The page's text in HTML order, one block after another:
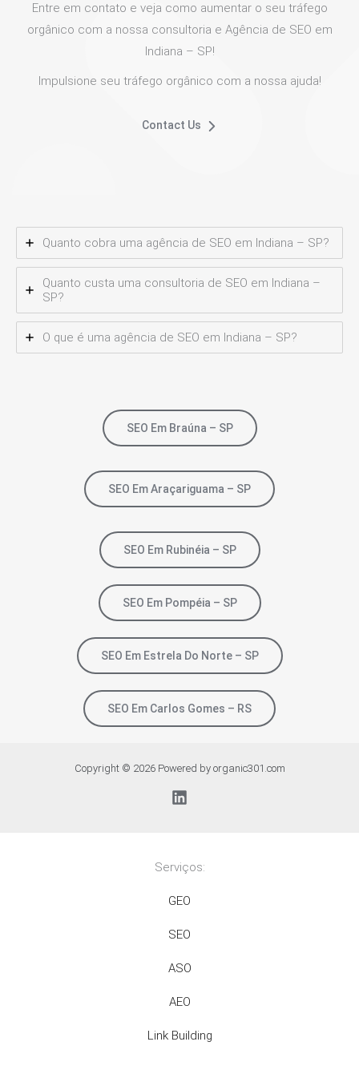
Entre em contato e veja como aumentar o seu tráfego
orgânico com a nossa consultoria e Agência de SEO em
Indiana – SP!
Impulsione seu tráfego orgânico com a nossa ajuda!
Contact Us
Quanto cobra uma agência de SEO em Indiana – SP?
Quanto custa uma consultoria de SEO em Indiana –
SP?
O que é uma agência de SEO em Indiana – SP?
SEO Em Braúna – SP
SEO Em Araçariguama – SP
SEO Em Rubinéia – SP
SEO Em Pompéia – SP
SEO Em Estrela Do Norte – SP
SEO Em Carlos Gomes – RS
Copyright © 2026 Powered by organic301.com
Serviços:
GEO
SEO
ASO
AEO
Link Building